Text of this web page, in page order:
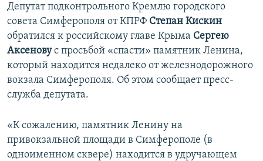
поискуИНФОГРАФИКА
ТЕЛЕПРОЕКТ КРЫМ.РЕАЛИИ
СОВЕТЫ ПРАВОЗАЩИТНИКОВ
ПРОПАВШИЕ БЕЗ ВЕСТИ
ПОБЕДИТЕЛЕЙ НЕ СУДЯТ?
УКРАИНСКАЯ ПРОБЛЕМА КРЫМА
КАК ОБОЙТИ БЛОКИРОВКУ
Українською
Qırımtatar
ПРИСОЕДИНЯЙТЕСЬ!
Депутат подконтрольного Кремлю городского
совета Симферополя от КПРФ Степан Кискин
обратился к российскому главе Крыма Сергею
Аксеновус просьбой «спасти» памятник Ленина,
который находится недалеко от железнодорожного
вокзала Симферополя. Об этом сообщает пресс-
служба депутата.
«К сожалению, памятник Ленину на
привокзальной площади в Симферополе (в
одноименном сквере) находится в удручающем